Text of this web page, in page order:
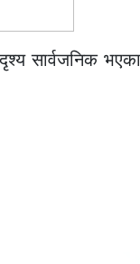
सार्वजनिक